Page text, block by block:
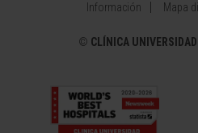
Información
Mapa
© CLÍNICA